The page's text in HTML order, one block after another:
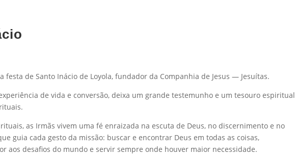
festa de Santo Inácio de Loyola, fundador da Companhia de Jesus — Jesuítas.
de vida e conversão, deixa um grande testemunho e um tesouro espiritual
as Irmãs vivem uma fé enraizada na escuta de Deus, no discernimento e no
guia cada gesto da missão: buscar e encontrar Deus em todas as coisas,
aos desafios do mundo e servir sempre onde houver maior necessidade.